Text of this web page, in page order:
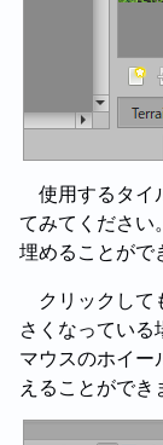
使用するタイ
てみてください
埋めることがで
クリックし
さくなってい
マウスのホイー
えることができ